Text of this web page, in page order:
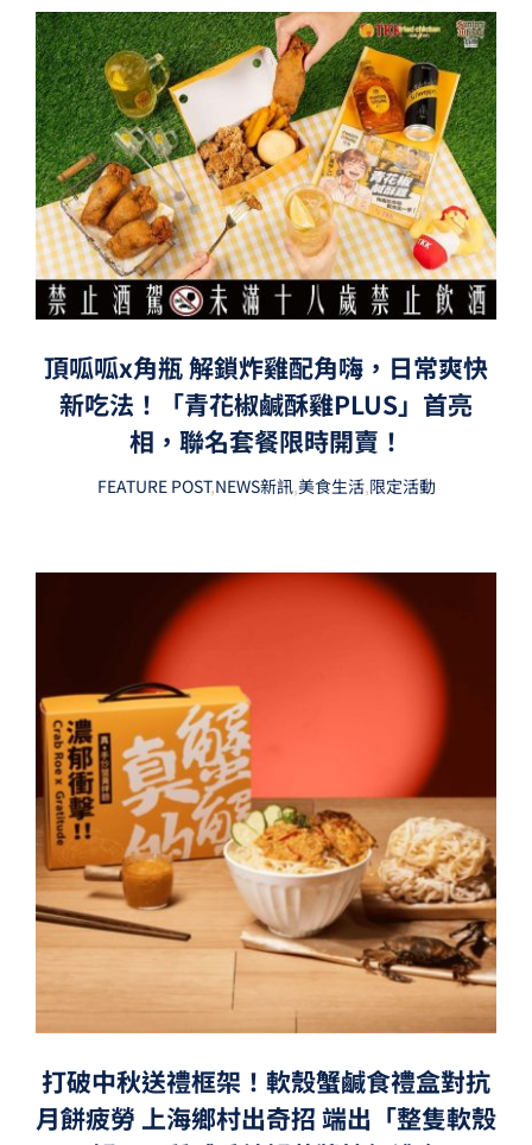
頂呱呱x角瓶 解鎖炸雞配角嗨，日常爽快
新吃法！「青花椒鹹酥雞PLUS」首亮
相，聯名套餐限時開賣！
FEATURE POST,NEWS新訊,美食生活,限定活動
打破中秋送禮框架！軟殼蟹鹹食禮盒對抗
月餅疲勞 上海鄉村出奇招 端出「整隻軟殼